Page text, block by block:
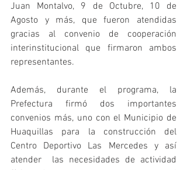
Juan Montalvo, 9 de Octubre, 10 de
Agosto y más, que fueron atendidas
gracias al convenio de cooperación
interinstitucional que firmaron ambos
representantes.
Además, durante el programa, la
Prefectura firmó dos importantes
convenios más, uno con el Municipio de
Huaquillas para la construcción del
Centro Deportivo Las Mercedes y así
atender  las necesidades de actividad